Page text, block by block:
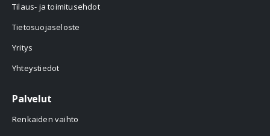
Tilaus- ja toimitusehdot
Tietosuojaseloste
Yritys
Yhteystiedot
Palvelut
Renkaiden vaihto